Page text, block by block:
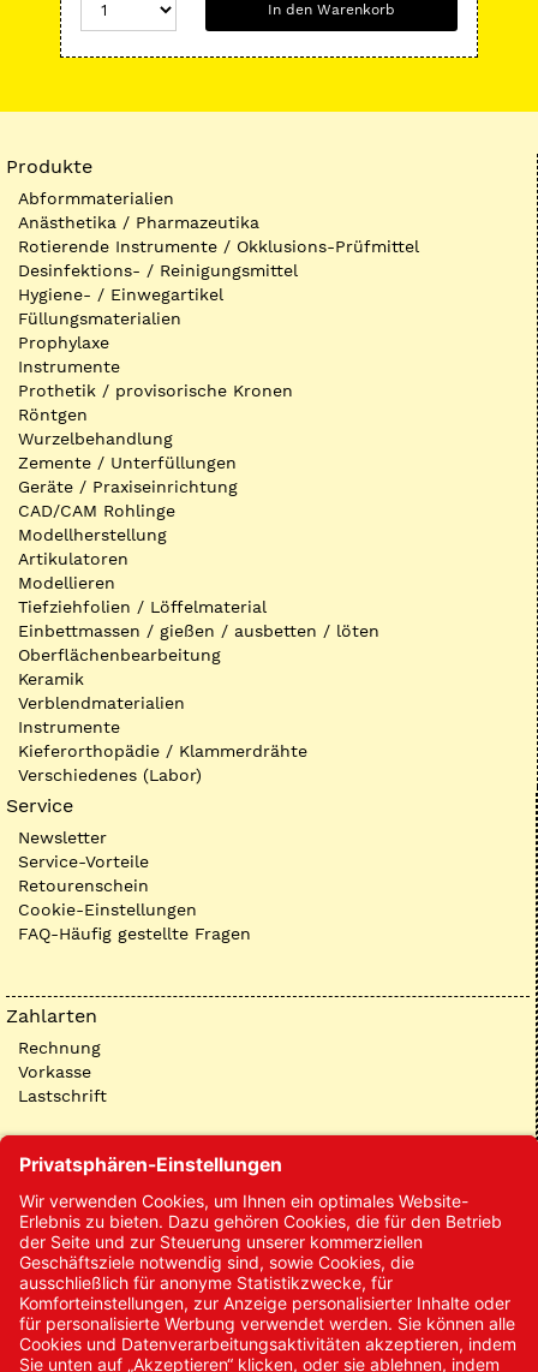
In den Warenkorb
Produkte
Abformmaterialien
Anästhetika / Pharmazeutika
Rotierende Instrumente / Okklusions-Prüfmittel
Desinfektions- / Reinigungsmittel
Hygiene- / Einwegartikel
Füllungsmaterialien
Prophylaxe
Instrumente
Prothetik / provisorische Kronen
Röntgen
Wurzelbehandlung
Zemente / Unterfüllungen
Geräte / Praxiseinrichtung
CAD/CAM Rohlinge
Modellherstellung
Artikulatoren
Modellieren
Tiefziehfolien / Löffelmaterial
Einbettmassen / gießen / ausbetten / löten
Oberflächenbearbeitung
Keramik
Verblendmaterialien
Instrumente
Kieferorthopädie / Klammerdrähte
Verschiedenes (Labor)
Service
Newsletter
Service-Vorteile
Retourenschein
Cookie-Einstellungen
FAQ-Häufig gestellte Fragen
Zahlarten
Rechnung
Vorkasse
Lastschrift
Kontakt
Kontakt/Anfrage
Neukundenanmeldung
Kennwort vergessen